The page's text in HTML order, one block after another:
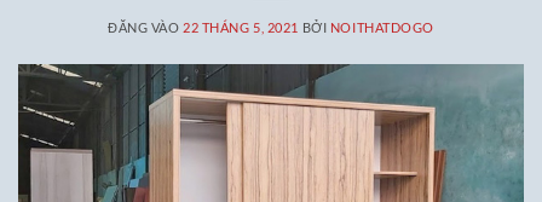
ĐĂNG VÀO 22 THÁNG 5, 2021 BỞI NOITHATDOGO